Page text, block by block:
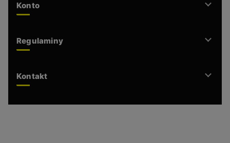
Konto
Regulaminy
Kontakt